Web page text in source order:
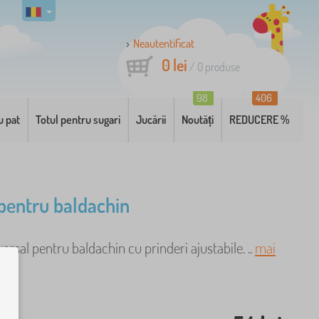
Neautentificat
0 lei / 0 produse
pat Totul pentru sugari Jucării Noutăți
98
REDUCERE %
406
baldachin
pentru baldachin cu prinderi ajustabile. ..mai